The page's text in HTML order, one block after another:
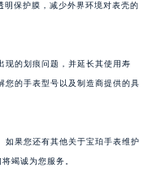
保护膜，减少外界环境对表壳的
现的划痕问题，并延长其使用寿
您的手表型号以及制造商提供的具
如果您还有其他关于宝珀手表维护
竭诚为您服务。